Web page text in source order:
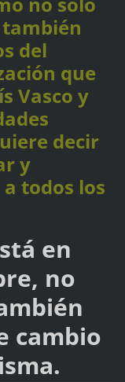
del
que
Vasco y
decir
y
todos los
en
no
cambio